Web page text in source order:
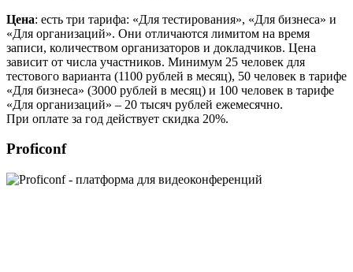
Цена: есть три тарифа: «Для тестирования», «Для бизнеса» и
«Для организаций». Они отличаются лимитом на время
записи, количеством организаторов и докладчиков. Цена
зависит от числа участников. Минимум 25 человек для
тестового варианта (1100 рублей в месяц), 50 человек в тарифе
«Для бизнеса» (3000 рублей в месяц) и 100 человек в тарифе
«Для организаций» – 20 тысяч рублей ежемесячно.
При оплате за год действует скидка 20%.
Proficonf